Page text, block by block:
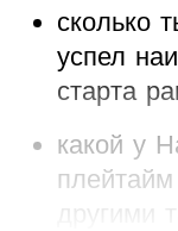
сколько
успел
старта
какой у
другими